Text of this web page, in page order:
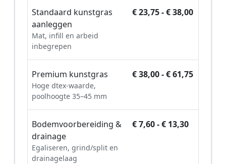
Standaard kunstgras
aanleggen
Mat, infill en arbeid
inbegrepen
€ 23,75 - € 38,00
Premium kunstgras
Hoge dtex-waarde,
poolhoogte 35–45 mm
€ 38,00 - € 61,75
Bodemvoorbereiding &
drainage
Egaliseren, grind/split en
drainagelaag
€ 7,60 - € 13,30